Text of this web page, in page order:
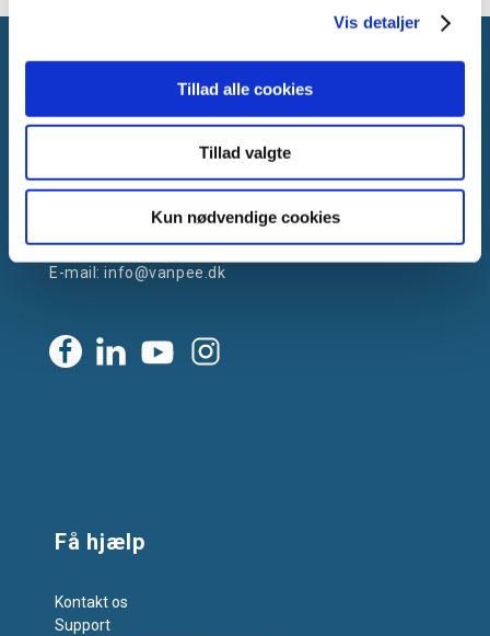
Vis detaljer
Tillad alle cookies
Tillad valgte
Kun nødvendige cookies
2605 Brøndby, Danmark
CVR: DK-25695801
E-mail:info@vanpee.dk
Få hjælp
Kontakt os
Support